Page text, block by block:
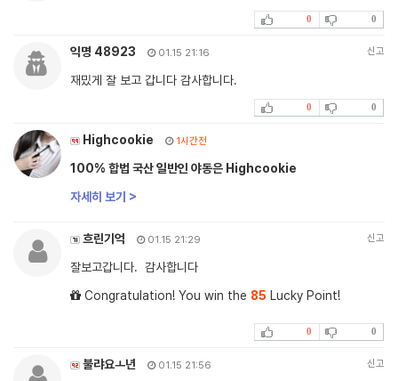
0 0
익명 48923 01.15 21:16 신고
재밌게 잘 보고 갑니다 감사합니다.
0 0
Highcookie 1시간전
100% 합법 국산 일반인 야동은 Highcookie
자세히 보기 >
흐린기억 01.15 21:29 신고
잘보고갑니다. 감사합니다
Congratulation! You win the 85 Lucky Point!
0 0
불랴요ㅗ년 01.15 21:56 신고